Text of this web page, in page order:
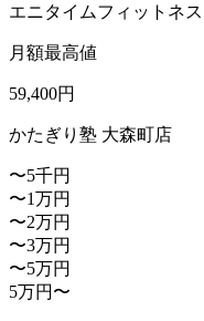
エニタイムフィットネ
月額最高値
59,400円
かたぎり塾 大森町店
〜5千円
〜1万円
〜2万円
〜3万円
〜5万円
5万円〜